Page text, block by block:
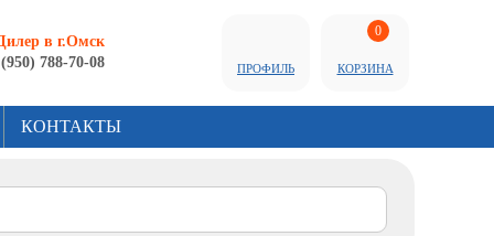
в г.Омск
788-70-08
ПРОФИЛЬ
0
КОРЗИНА
КОНТАКТЫ